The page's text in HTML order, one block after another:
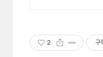
2 구